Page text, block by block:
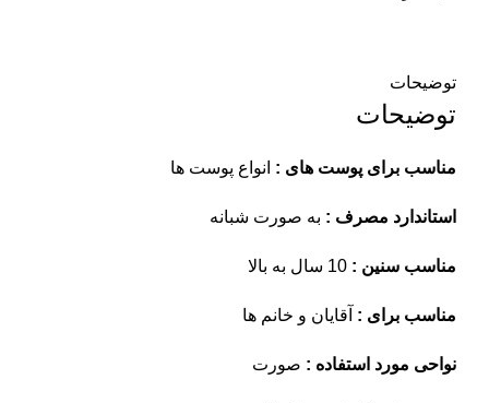
توضیحات
توضیحات
مناسب برای پوست های : انواع پوست ها
استاندارد مصرف : به صورت شبانه
مناسب سنین :
مناسب برای : آقایان و خانم ها
نواحی مورد استفاده : صورت